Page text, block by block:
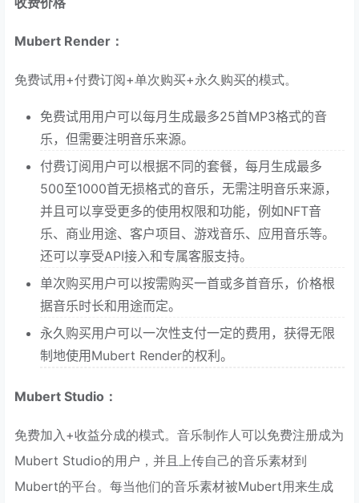
Mubert Render：
免费试用+付费订阅+单次购买+永久购买的模式。
免费试用用户可以每月生成最多25首MP3格式的音
乐，但需要注明音乐来源。
付费订阅用户可以根据不同的套餐，每月生成最多
500至1000首无损格式的音乐，无需注明音乐来源，
并且可以享受更多的使用权限和功能，例如NFT音
乐、商业用途、客户项目、游戏音乐、应用音乐等。
还可以享受API接入和专属客服支持。
单次购买用户可以按需购买一首或多首音乐，价格根
据音乐时长和用途而定。
永久购买用户可以一次性支付一定的费用，获得无限
制地使用Mubert Render的权利。
Mubert Studio：
免费加入+收益分成的模式。音乐制作人可以免费注册成为
Mubert Studio的用户，并且上传自己的音乐素材到
Mubert的平台。每当他们的音乐素材被Mubert用来生成